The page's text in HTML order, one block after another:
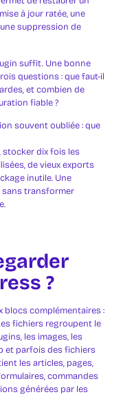
à jour ratée, une
suppression de
suffit. Une bonne
questions : que faut-il
et combien de
fiable ?
souvent oubliée : que
stocker dix fois les
de vieux exports
inutile. Une
sans transformer
?
blocs complémentaires :
fichiers regroupent le
les images, les
et parfois des fichiers
les articles, pages,
commandes
générées par les